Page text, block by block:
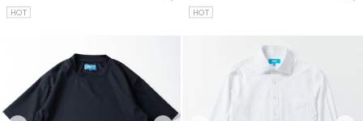
HOT HOT